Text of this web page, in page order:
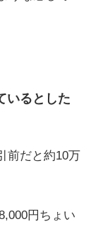
いるとした
前だと約10万
円ちょい